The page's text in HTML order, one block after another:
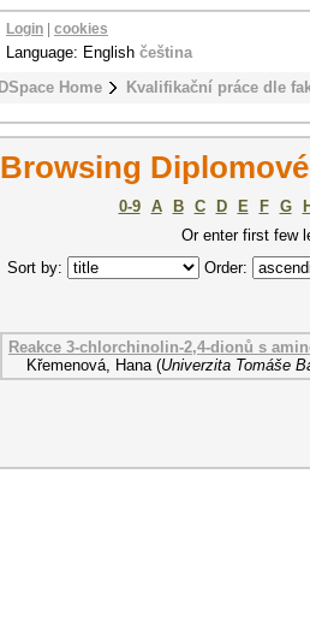
DSpace Home Kvalifikační práce dle
Login cookies
Language: English čeština
Browsing
0-9 A B C D E F G H
Or enter first few
Sort by:
Order:
Reakce 3-chlorchinolin-2,4-dionů s
Křemenová, Hana (Univerzita Tomáše